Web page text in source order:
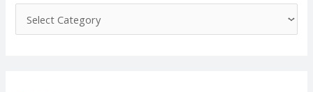
a